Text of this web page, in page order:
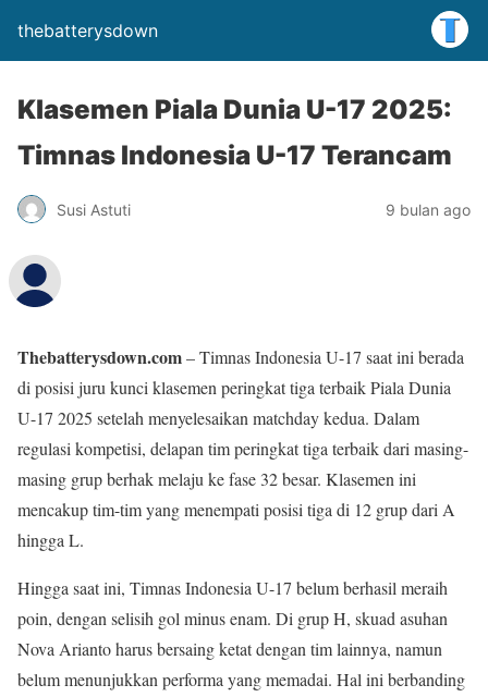
thebatterysdown
Klasemen Piala Dunia U-17 2025:
Timnas Indonesia U-17 Terancam
Susi Astuti 9 bulan ago
Thebatterysdown.com– Timnas Indonesia U-17 saat ini berada
di posisi juru kunci klasemen peringkat tiga terbaik Piala Dunia
U-17 2025 setelah menyelesaikan matchday kedua. Dalam
regulasi kompetisi, delapan tim peringkat tiga terbaik dari masing-
masing grup berhak melaju ke fase 32 besar. Klasemen ini
mencakup tim-tim yang menempati posisi tiga di 12 grup dari A
hingga L.
Hingga saat ini, Timnas Indonesia U-17 belum berhasil meraih
poin, dengan selisih gol minus enam. Di grup H, skuad asuhan
Nova Arianto harus bersaing ketat dengan tim lainnya, namun
belum menunjukkan performa yang memadai. Hal ini berbanding